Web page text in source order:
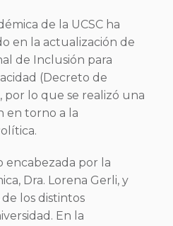
de la UCSC ha
en la actualización de
de Inclusión para
(Decreto de
por lo que se realizó una
en torno a la
encabezada por la
Dra. Lorena Gerli, y
los distintos
En la